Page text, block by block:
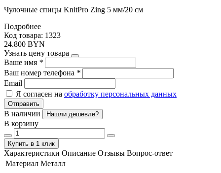
Чулочные спицы KnitPro Zing 5 мм/20 см
Подробнее
Код товара: 1323
24.800 BYN
Узнать цену товара
Ваше имя *
Ваш номер телефона *
Email
Я согласен на обработку персональных данных
Отправить
В наличии Нашли дешевле?
В корзину
Купить в 1 клик
Характеристики Описание Отзывы Вопрос-ответ
Материал Металл